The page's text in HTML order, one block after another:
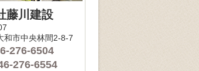
藤川建設
和市中央林間2-8-7
276-6504
276-6554